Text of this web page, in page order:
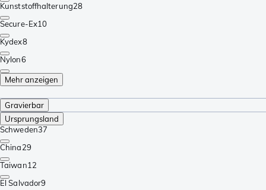
Kunststoffhalterung28
Secure-Ex10
Kydex8
Nylon6
Mehr anzeigen
Gravierbar
Ursprungsland
Schweden37
China29
Taiwan12
El Salvador9